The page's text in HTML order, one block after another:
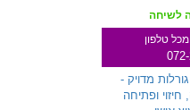
לשיחה
טלפון
מדויק -
ופתיחה